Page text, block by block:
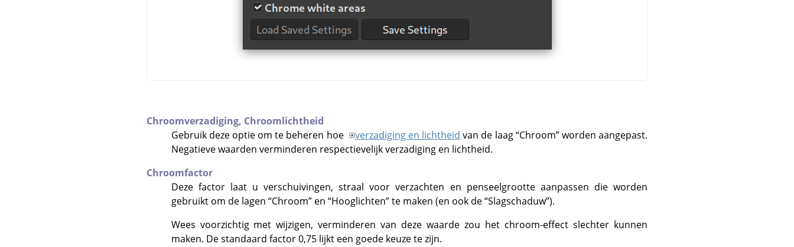
Chroomverzadiging, Chroomlichtheid
Gebruik deze optie om te beheren hoe
verzadiging en lichtheid van de laag“Chroom”worden aangepast.
Negatieve waarden verminderen respectievelijk verzadiging en lichtheid.
Chroomfactor
Deze factor laat u verschuivingen, straal voor verzachten en penseelgrootte aanpassen die worden
gebruikt om de lagen “Chroom”en “Hooglichten”te maken (en ook de“Slagschaduw”).
Wees voorzichtig met wijzigen, verminderen van deze waarde zou het chroom-effect slechter kunnen
maken. De standaard factor 0,75 lijkt een goede keuze te zijn.